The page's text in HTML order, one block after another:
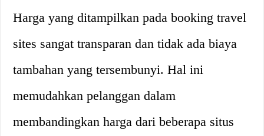
Harga yang ditampilkan pada booking travel
sites sangat transparan dan tidak ada biaya
tambahan yang tersembunyi. Hal ini
memudahkan pelanggan dalam
membandingkan harga dari beberapa situs